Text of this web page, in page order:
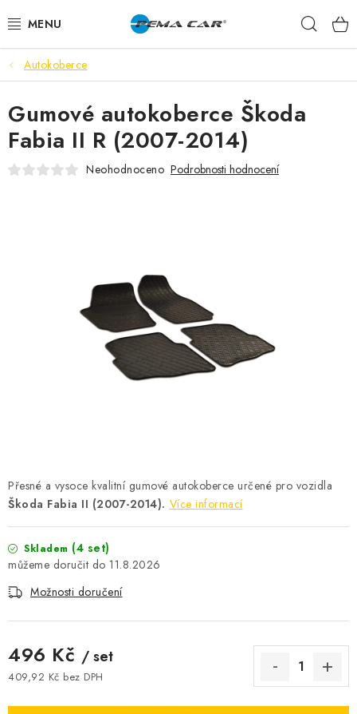
na
NOVINKY
DOPRODEJ
AUTODOPLŇKY
O nás Doprava Značky Kontakty
Reklamace
Zásady zpracování osobních údajů
Autokoberce
Přesné a vysoce kvalitní gumové autokoberce určené pro vozidla
Škoda Fabia II (2007-2014). Více informací
Skladem (4 set)
11.8.2026
Možnosti doručení
496 Kč / set
409,92 Kč bez DPH
Gumové autokoberce Škoda
Fabia II R (2007-2014)
Neohodnoceno Podrobnosti hodnocení